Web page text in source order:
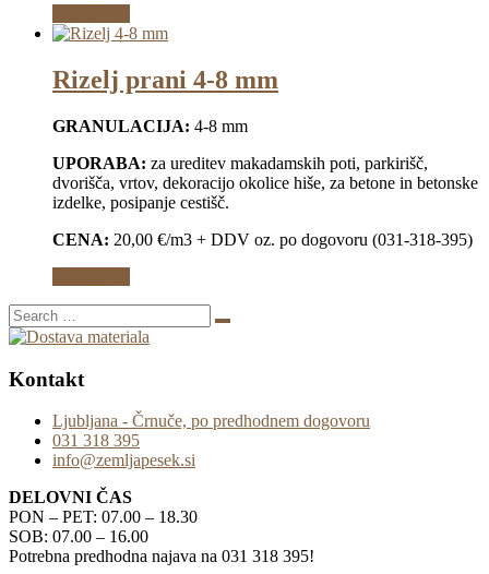
Rizelj prani 4-8 mm
GRANULACIJA: 4-8 mm
UPORABA: za ureditev makadamskih poti, parkirišč,
dvorišča, vrtov, dekoracijo okolice hiše, za betone in betonske
izdelke, posipanje cestišč.
CENA: 20,00 €/m3 + DDV oz. po dogovoru (031-318-395)
Kontakt
Ljubljana - Črnuče, po predhodnem dogovoru
031 318 395
info@zemljapesek.si
DELOVNI ČAS
PON – PET: 07.00 – 18.30
SOB: 07.00 – 16.00
Potrebna predhodna najava na 031 318 395!